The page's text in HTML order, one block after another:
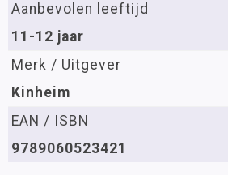
Aanbevolen leeftijd
11-12 jaar
Merk / Uitgever
Kinheim
EAN / ISBN
9789060523421